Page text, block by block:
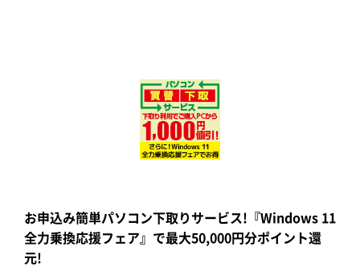
お申込み簡単パソコン下取りサービス!『Windows 11
全力乗換応援フェア』で最大50,000円分ポイント還
元!